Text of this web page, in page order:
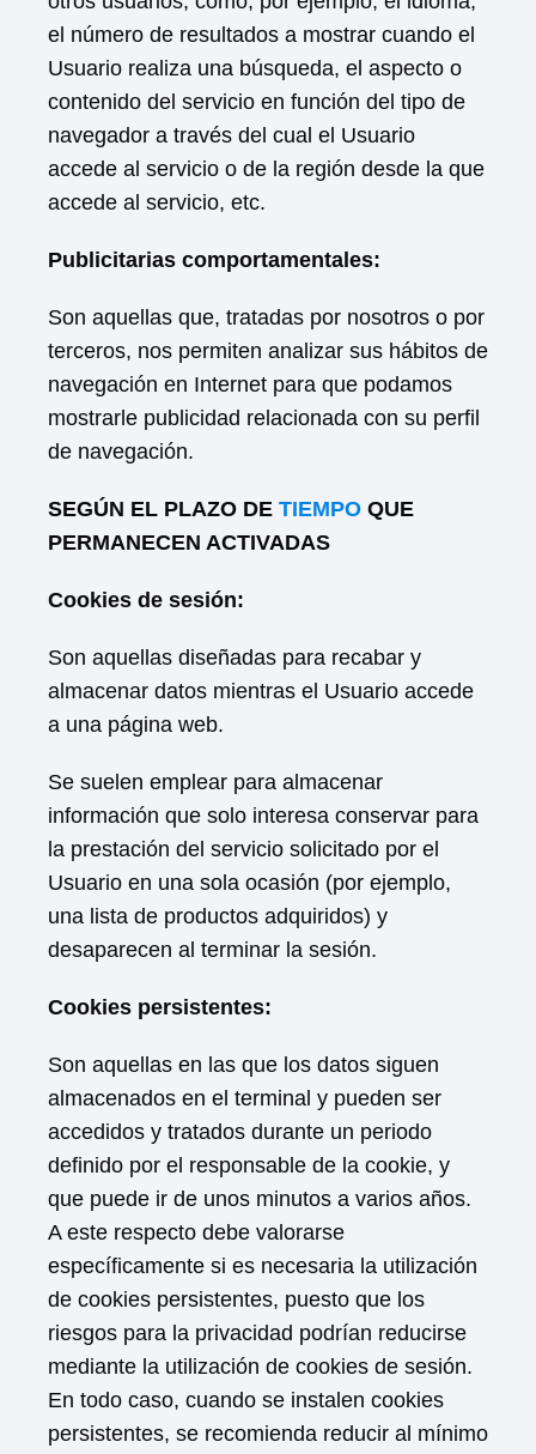
el número de resultados a mostrar cuando el
Usuario realiza una búsqueda, el aspecto o
contenido del servicio en función del tipo de
navegador a través del cual el Usuario
accede al servicio o de la región desde la que
accede al servicio, etc.
Publicitarias comportamentales:
Son aquellas que, tratadas por nosotros o por
terceros, nos permiten analizar sus hábitos de
navegación en Internet para que podamos
mostrarle publicidad relacionada con su perfil
de navegación.
SEGÚN EL PLAZO DE TIEMPO QUE
PERMANECEN ACTIVADAS
Cookies de sesión:
Son aquellas diseñadas para recabar y
almacenar datos mientras el Usuario accede
a una página web.
Se suelen emplear para almacenar
información que solo interesa conservar para
la prestación del servicio solicitado por el
Usuario en una sola ocasión (por ejemplo,
una lista de productos adquiridos) y
desaparecen al terminar la sesión.
Cookies persistentes:
Son aquellas en las que los datos siguen
almacenados en el terminal y pueden ser
accedidos y tratados durante un periodo
definido por el responsable de la cookie, y
que puede ir de unos minutos a varios años.
A este respecto debe valorarse
específicamente si es necesaria la utilización
de cookies persistentes, puesto que los
riesgos para la privacidad podrían reducirse
mediante la utilización de cookies de sesión.
En todo caso, cuando se instalen cookies
persistentes, se recomienda reducir al mínimo